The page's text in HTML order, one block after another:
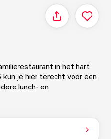
Delen
in het hart
kun je hier terecht voor een
lunch- en